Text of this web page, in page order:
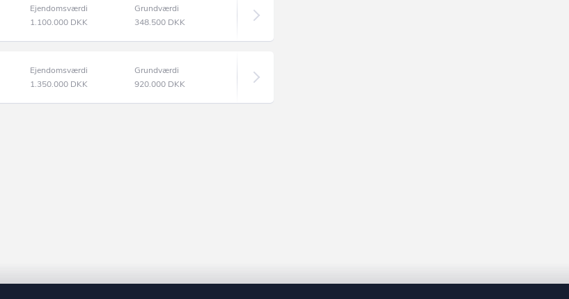
Ejendomsværdi
1.100.000 DKK
Grundværdi
348.500 DKK
Ejendomsværdi
1.350.000 DKK
Grundværdi
920.000 DKK